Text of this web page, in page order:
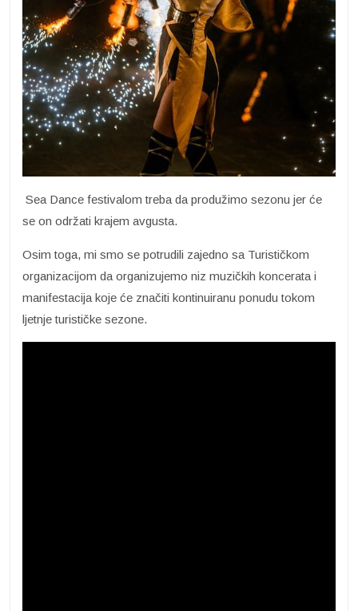
Sea Dance festivalom treba da produžimo sezonu jer će
se on održati krajem avgusta.
Osim toga, mi smo se potrudili zajedno sa Turističkom
organizacijom da organizujemo niz muzičkih koncerata i
manifestacija koje će značiti kontinuiranu ponudu tokom
ljetnje turističke sezone.